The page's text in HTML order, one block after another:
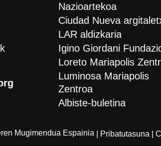
Nazioartekoa
Ciudad Nueva
LAR aldizkaria
Igino Giordani
Loreto Mariapolis
Luminosa Mariapolis
Zentroa
Albiste-buletina
Mugimendua Espainia | Pribatutasuna |